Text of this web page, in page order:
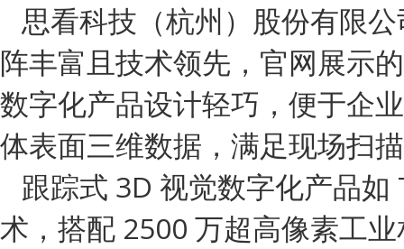
思看科技（杭州）股份有限
阵丰富且技术领先，官网展示
数字化产品设计轻巧，便于企
体表面三维数据，满足现场扫
跟踪式 3D 视觉数字化产品
术，搭配 2500 万超高像素工